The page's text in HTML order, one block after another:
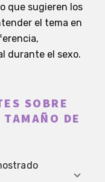
que sugieren los
el tema en
durante el sexo.
SOBRE
DE